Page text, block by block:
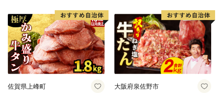
厚切り タン
佐賀県上峰町 大阪府泉佐野市